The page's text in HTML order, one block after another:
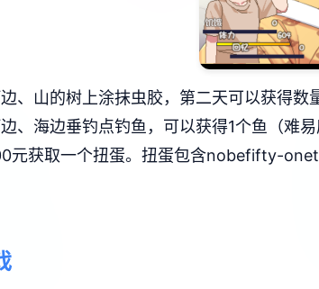
、山的树上涂抹虫胶，第二天可以获得数
、海边垂钓点钓鱼，可以获得1个鱼（难
元获取一个扭蛋。扭蛋包含nobefifty-